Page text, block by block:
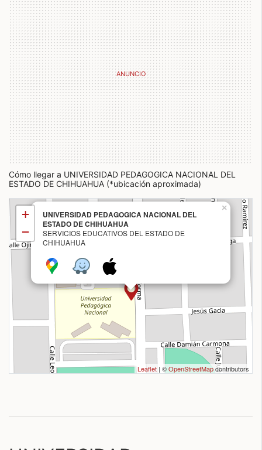
Cómo llegar a UNIVERSIDAD PEDAGOGICA NACIONAL DEL
ESTADO DE CHIHUAHUA (*ubicación aproximada)
UNIVERSIDAD PEDAGOGICA NACIONAL DEL
ESTADO DE CHIHUAHUA
SERVICIOS EDUCATIVOS DEL ESTADO DE
CHIHUAHUA
×
+
−
Leaflet | ©OpenStreetMapcontributors